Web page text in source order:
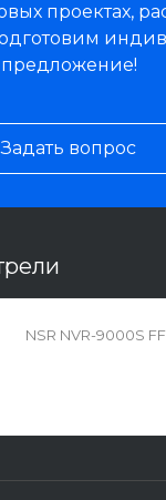
проектах,
предложение!
Задать вопрос
NSR NVR-9000S